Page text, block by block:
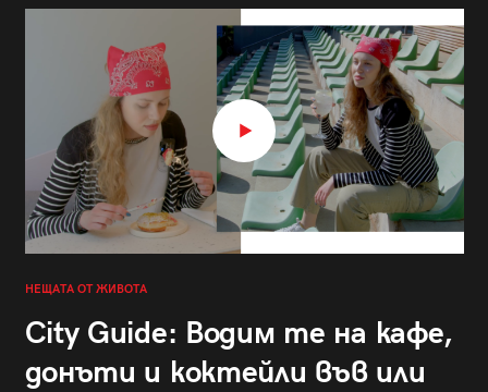
НЕЩАТА ОТ ЖИВОТА
City Guide: Водим те на кафе,
донъти и коктейли във или